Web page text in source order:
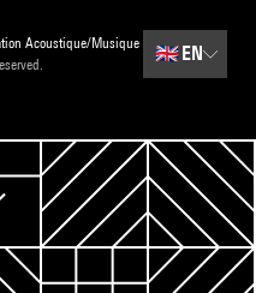
Acoustique/Musique
🇬🇧 EN